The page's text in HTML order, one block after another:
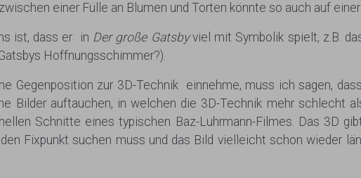
einer Fülle an Blumen und Torten könnte so auch auf
ist, dass er in Der große Gatsbyviel mit Symbolik spielt, z.B.
Hoffnungsschimmer?).
Gegenposition zur 3D-Technik einnehme, muss ich sagen,
Bilder auftauchen, in welchen die 3D-Technik mehr schlecht
Schnitte eines typischen Baz-Luhrmann-Filmes. Das 3D
Fixpunkt suchen muss und das Bild vielleicht schon wieder